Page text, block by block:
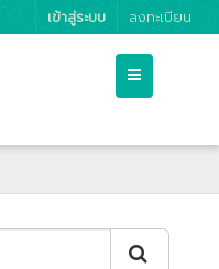
เข้าสู่ระบบ ลงทะเบียน